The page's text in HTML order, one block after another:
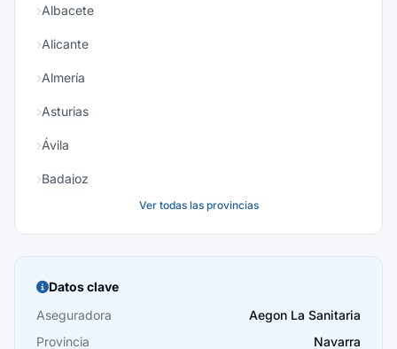
Albacete
Alicante
Almería
Asturias
Ávila
Badajoz
Burgos
Cáceres
Ver todas las provincias
Datos clave
Aseguradora
Aegon La Sanitaria
Provincia
Navarra